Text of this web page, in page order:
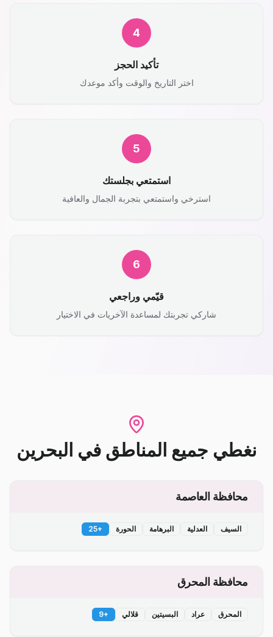
4
تأكيد الحجز
اختر التاريخ والوقت وأكد موعدك
5
استمتعي بجلستك
استرخي واستمتعي بتجربة الجمال والعافية
6
قيّمي وراجعي
شاركي تجربتك لمساعدة الآخريات في الاختيار
نغطي جميع المناطق في البحرين
محافظة العاصمة
السيف العدلية البرهامة الحورة +
25
محافظة المحرق
المحرق عراد البسيتين قلالي +
9